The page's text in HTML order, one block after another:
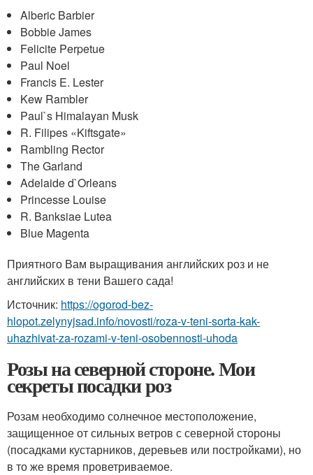
Alberic Barbier
Bobbie James
Felicite Perpetue
Paul Noel
Francis E. Lester
Kew Rambler
Paul`s Himalayan Musk
R. Filipes «Kiftsgate»
Rambling Rector
The Garland
Adelaide d`Orleans
Princesse Louise
R. Banksiae Lutea
Blue Magenta
Приятного Вам выращивания английских роз и не
английских в тени Вашего сада!
Источник: https://ogorod-bez-
hlopot.zelynyjsad.info/novosti/roza-v-teni-sorta-kak-
uhazhivat-za-rozami-v-teni-osobennosti-uhoda
Розы на северной стороне. Мои
секреты посадки роз
Розам необходимо солнечное местоположение,
защищенное от сильных ветров с северной стороны
(посадками кустарников, деревьев или постройками), но
в то же время проветриваемое.